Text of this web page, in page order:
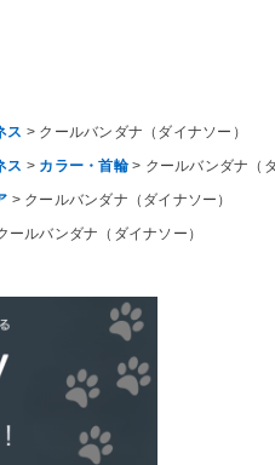
ス クールバンダナ（ダイナソー）
ス カラー・首輪 クールバンダナ（
クールバンダナ（ダイナソー）
ールバンダナ（ダイナソー）